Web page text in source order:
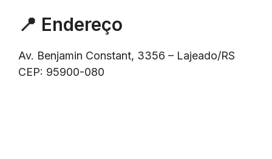
📍 Endereço
Av. Benjamin Constant, 3356 – Lajeado/RS
CEP: 95900-080